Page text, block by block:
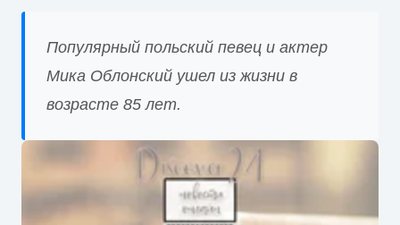
Популярный польский певец и актер
Мика Облонский ушел из жизни в
возрасте 85 лет.